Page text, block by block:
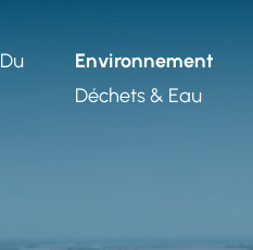
Du
Environnement
Déchets & Eau